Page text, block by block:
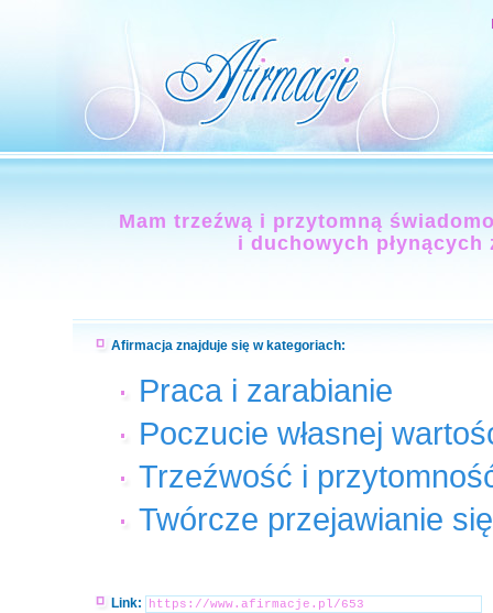
Mam trzeźwą i przytomną
i duchowych
Afirmacja znajduje się w kategoriach:
Praca i zarabianie
Poczucie własnej
Trzeźwość i
Twórcze przejawianie się
Link: